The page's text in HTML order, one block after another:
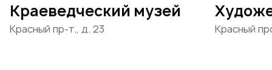
Краеведческий музей
Красный пр-т., д. 23 Красный